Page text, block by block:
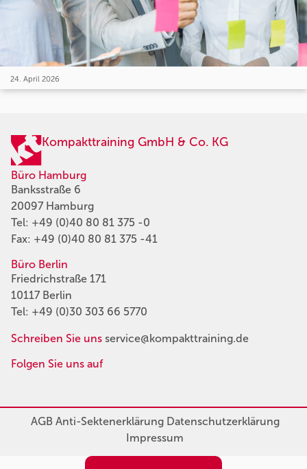
24. April 2026
Kompakttraining GmbH & Co. KG
Büro Hamburg
Banksstraße 6
20097 Hamburg
Tel: +49 (0)40 80 81 375 -0
Fax: +49 (0)40 80 81 375 -41
Büro Berlin
Friedrichstraße 171
10117 Berlin
Tel: +49 (0)30 303 66 5770
Schreiben Sie uns service@kompakttraining.de
Folgen Sie uns auf
AGBAnti-SektenerklärungDatenschutzerklärung
Impressum